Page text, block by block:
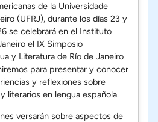
de la Universidade
(UFRJ), durante los días 23 y
se celebrará en el Instituto
el IX Simposio
y Literatura de Río de Janeiro
para presentar y conocer
y reflexiones sobre
literarios en lengua española.
versarán sobre aspectos de